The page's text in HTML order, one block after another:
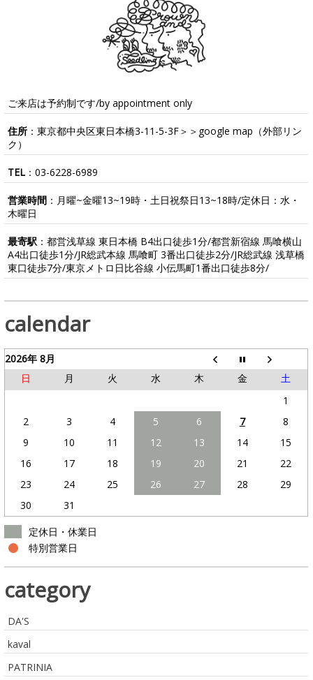
ご来店は予約制です/by appointment only
住所：東京都中央区東日本橋3-11-5-3F＞＞ google map （外部リン
ク）
TEL： 03-6228-6989
営業時間：月曜~金曜13~19時・土日祝祭日13~18時/定休日：水・
木曜日
最寄駅：都営浅草線 東日本橋 B4出口徒歩1分/都営新宿線 馬喰横山
A4出口徒歩1分/JR総武本線 馬喰町 3番出口徒歩2分/JR総武線 浅草橋
東口徒歩7分/東京メトロ日比谷線 小伝馬町1番出口徒歩8分/
calendar
2026年 8月
日
月 火 水 木 金
土
1
2
3 4 5 6 7
8
9
10 11 12 13 14
15
16
17 18 19 20 21
22
23
24 25 26 27 28
29
30
31
定休日・休業日
特別営業日
category
DA'S
kaval
PATRINIA